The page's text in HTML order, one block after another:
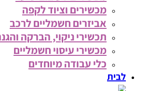
מכשירים וציוד לקפה
אביזרים חשמליים לרכב
תכשירי ניקוי, הברקה
מכשירי עיסוי חשמליים
כלי עבודה מיוחדים
לבית